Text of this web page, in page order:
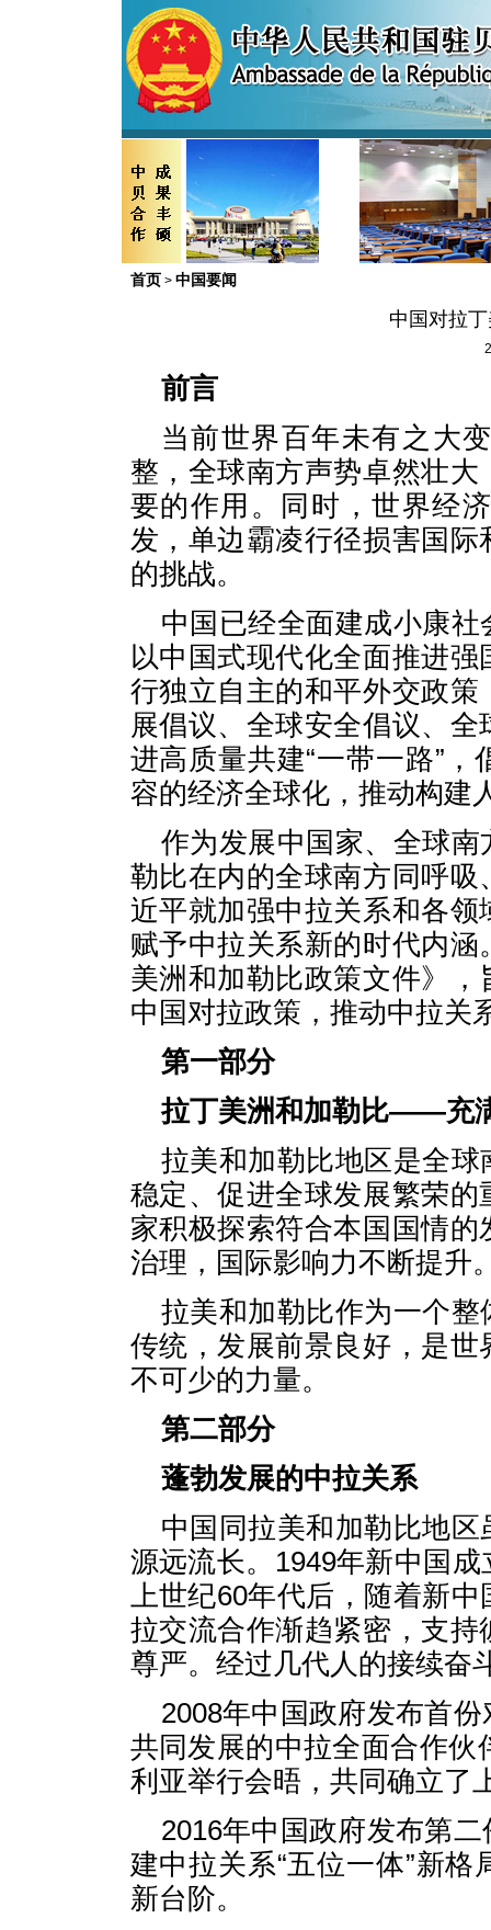
首页 > 中国要闻
中国对拉
前言
当前世界百年未有之大
整，全球南方声势卓然壮
要的作用。同时，世界经
发，单边霸凌行径损害国
的挑战。
中国已经全面建成小康
以中国式现代化全面推进
行独立自主的和平外交政
展倡议、全球安全倡议、
进高质量共建“一带一路”
容的经济全球化，推动构建
作为发展中国家、全球
勒比在内的全球南方同呼
近平就加强中拉关系和各
赋予中拉关系新的时代内
美洲和加勒比政策文件》
中国对拉政策，推动中拉关
第一部分
拉丁美洲和加勒比——充
拉美和加勒比地区是全
稳定、促进全球发展繁荣
家积极探索符合本国国情
治理，国际影响力不断提升
拉美和加勒比作为一个
传统，发展前景良好，是
不可少的力量。
第二部分
蓬勃发展的中拉关系
中国同拉美和加勒比地
源远流长。1949年新中国
上世纪60年代后，随着新
拉交流合作渐趋紧密，支
尊严。经过几代人的接续奋
2008年中国政府发布首
共同发展的中拉全面合作伙
利亚举行会晤，共同确立了
2016年中国政府发布第
建中拉关系“五位一体”新
新台阶。